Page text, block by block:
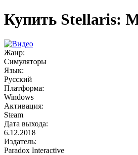
Купить Stellaris:
Жанр:
Симуляторы
Язык:
Русский
Платформа:
Windows
Активация:
Steam
Дата выхода:
6.12.2018
Издатель:
Paradox Interactive